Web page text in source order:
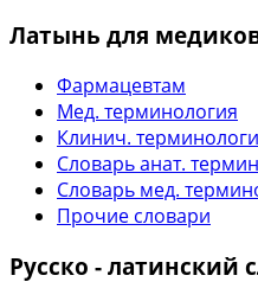
Латынь для
Фармацевтам
Мед. терминология
Клинич.
Словарь анат.
Словарь мед.
Прочие словари
Русско - латинский